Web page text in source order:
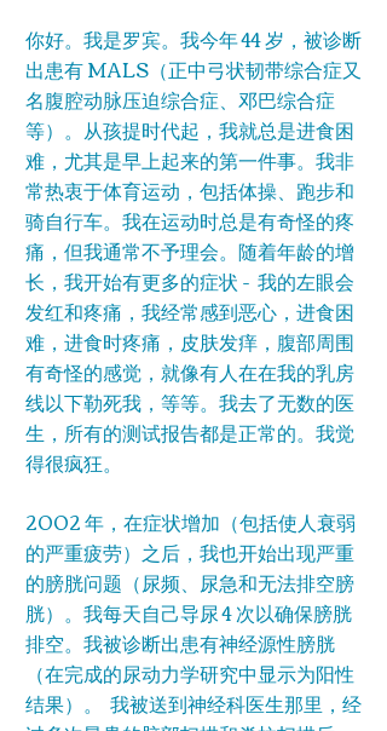
你好。我是罗宾。我今年 44 岁，被诊断
出患有 MALS（正中弓状韧带综合症又
名腹腔动脉压迫综合症、邓巴综合症
等）。从孩提时代起，我就总是进食困
难，尤其是早上起来的第一件事。我非
常热衷于体育运动，包括体操、跑步和
骑自行车。我在运动时总是有奇怪的疼
痛，但我通常不予理会。随着年龄的增
长，我开始有更多的症状 - 我的左眼会
发红和疼痛，我经常感到恶心，进食困
难，进食时疼痛，皮肤发痒，腹部周围
有奇怪的感觉，就像有人在在我的乳房
线以下勒死我，等等。我去了无数的医
生，所有的测试报告都是正常的。我觉
得很疯狂。
2002 年，在症状增加（包括使人衰弱
的严重疲劳）之后，我也开始出现严重
的膀胱问题（尿频、尿急和无法排空膀
胱）。我每天自己导尿 4 次以确保膀胱
排空。我被诊断出患有神经源性膀胱
（在完成的尿动力学研究中显示为阳性
结果）。 我被送到神经科医生那里，经